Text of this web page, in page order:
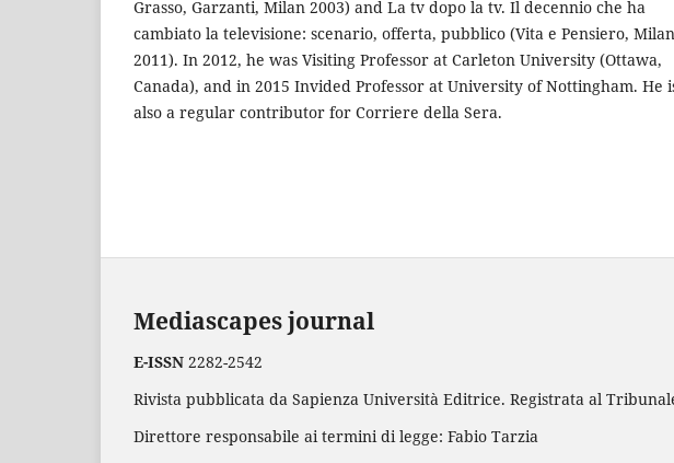
Grasso, Garzanti, Milan 2003) and La tv dopo la tv. Il decennio che ha
cambiato la televisione: scenario, offerta, pubblico (Vita e Pensiero, Milan
2011). In 2012, he was Visiting Professor at Carleton University (Ottawa,
Canada), and in 2015 Invided Professor at University of Nottingham. He
also a regular contributor for Corriere della Sera.
Mediascapes journal
E-ISSN 2282-2542
Rivista pubblicata da Sapienza Università Editrice. Registrata al
Direttore responsabile ai termini di legge: Fabio Tarzia